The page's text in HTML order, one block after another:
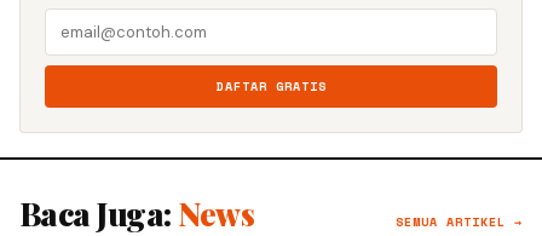
DAFTAR GRATIS
Baca Juga: News SEMUA ARTIKEL →